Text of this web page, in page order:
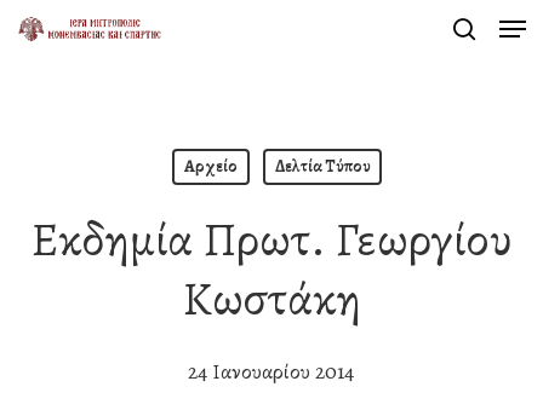
Skip
Αρχείο Δελτία Τύπου
Εκδημία Πρωτ. Γεωργίου
Κωστάκη
24 Ιανουαρίου 2014